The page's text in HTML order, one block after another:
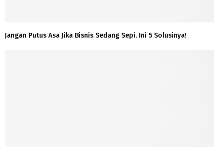
Jangan Putus Asa Jika Bisnis Sedang Sepi. Ini 5 Solusinya!